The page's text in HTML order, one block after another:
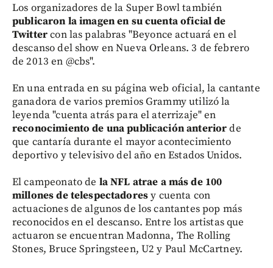
Los organizadores de la Super Bowl también
publicaron la imagen en su cuenta oficial de
Twittercon las palabras "Beyonce actuará en el
descanso del show en Nueva Orleans. 3 de febrero
de 2013 en @cbs".
En una entrada en su página web oficial, la cantante
ganadora de varios premios Grammy utilizó la
leyenda "cuenta atrás para el aterrizaje" en
reconocimiento de una publicación anteriorde
que cantaría durante el mayor acontecimiento
deportivo y televisivo del año en Estados Unidos.
El campeonato de la NFL atrae a más de 100
millones de telespectadoresy cuenta con
actuaciones de algunos de los cantantes pop más
reconocidos en el descanso. Entre los artistas que
actuaron se encuentran Madonna, The Rolling
Stones, Bruce Springsteen, U2 y Paul McCartney.